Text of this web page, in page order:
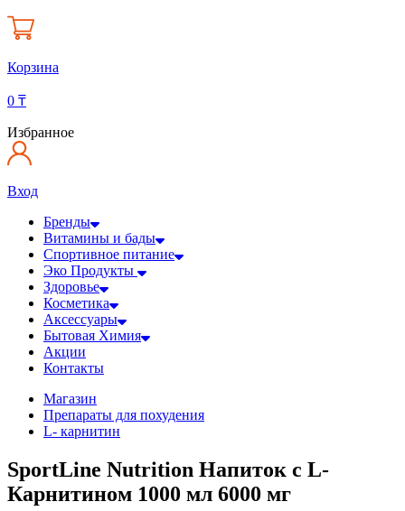
Корзина
0 ₸
Избранное
Вход
Бренды
Витамины и бады
Спортивное питание
Эко Продукты
Здоровье
Косметика
Аксессуары
Бытовая Химия
Акции
Контакты
Магазин
Препараты для похудения
L- карнитин
SportLine Nutrition Напиток c L-
Карнитином 1000 мл 6000 мг